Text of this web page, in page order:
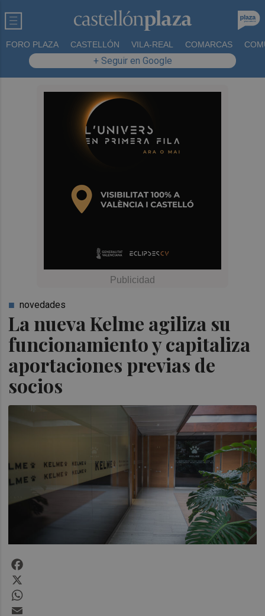
FORO PLAZA CASTELLÓN VILA-REAL COMARCAS
+ Seguir en Google
La nueva Kelme agiliza su
funcionamiento y capitaliza
aportaciones previas de
socios
novedades